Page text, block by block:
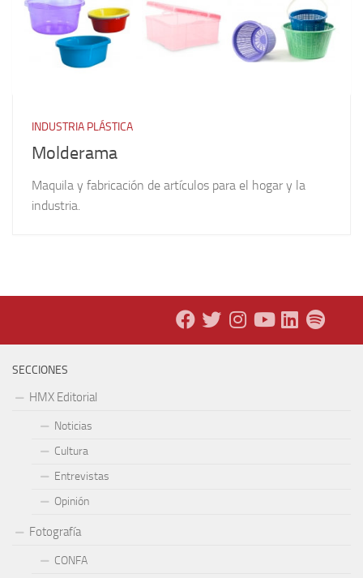
INDUSTRIA PLÁSTICA
Molderama
Maquila y fabricación de artículos para el hogar y la
industria.
SECCIONES
HMX Editorial
Noticias
Cultura
Entrevistas
Opinión
Fotografía
CONFA